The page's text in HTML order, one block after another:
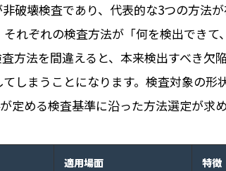
破壊検査であり、代表的な3つの方法が
れぞれの検査方法が「何を検出できて
方法を間違えると、本来検出すべき欠
しまうことになります。検査対象の形
定める検査基準に沿った方法選定が求め
適用場面 特徴